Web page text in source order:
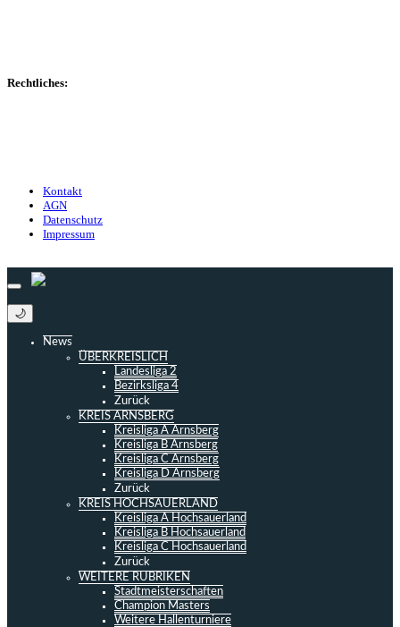
Rechtliches:
Kontakt
AGN
Datenschutz
Impressum
🌙
News
ÜBERKREISLICH
Landesliga 2
Bezirksliga 4
Zurück
KREIS ARNSBERG
Kreisliga A Arnsberg
Kreisliga B Arnsberg
Kreisliga C Arnsberg
Kreisliga D Arnsberg
Zurück
KREIS HOCHSAUERLAND
Kreisliga A Hochsauerland
Kreisliga B Hochsauerland
Kreisliga C Hochsauerland
Zurück
WEITERE RUBRIKEN
Stadtmeisterschaften
Champion Masters
Weitere Hallenturniere